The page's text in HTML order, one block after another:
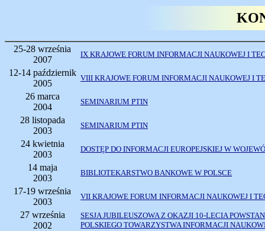
25-28 września
2007
IX KRAJOWE FORUM INFORMACJI NAUKOWEJ I
12-14 październik
2005
VIII KRAJOWE FORUM INFORMACJI NAUKOWEJ I
26 marca
2004
SEMINARIUM PTIN
28 listopada
2003
SEMINARIUM PTIN
24 kwietnia
2003
DOSTĘP DO INFORMACJI EUROPEJSKIEJ W
14 maja
2003
BIBLIOTEKARSTWO BANKOWE W POLSCE
17-19 września
2003
VII KRAJOWE FORUM INFORMACJI NAUKOWEJ I
27 września
2002
SESJA JUBILEUSZOWA Z OKAZJI 10-LECIA
POLSKIEGO TOWARZYSTWA INFORMACJI